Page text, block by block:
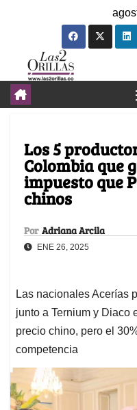
Los 5
Colombia que
impuesto que
chinos
Por Adriana Arcila
ENE 26, 2025
Las nacionales Acerías
junto a Ternium y Diaco
precio chino, pero el
competencia